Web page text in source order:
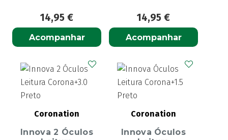
14,95 €
Acompanhar
14,95 €
Acompanhar
Coronation
Innova 2 Óculos
Coronation
Innova Óculos